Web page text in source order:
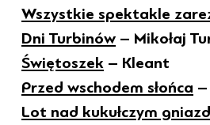
Wszystkie spektakle
Dni Turbinów – Mikołaj
Świętoszek – Kleant
Przed wschodem słońca
Lot nad kukułczym